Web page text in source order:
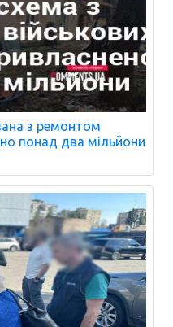
з ремонтом
понад два мільйони